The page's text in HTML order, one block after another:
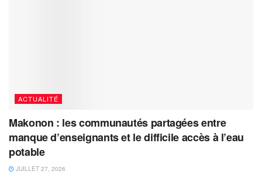
ACTUALITÉ
Makonon : les communautés partagées entre
manque d’enseignants et le difficile accès à l’eau
potable
JUILLET 27, 2026